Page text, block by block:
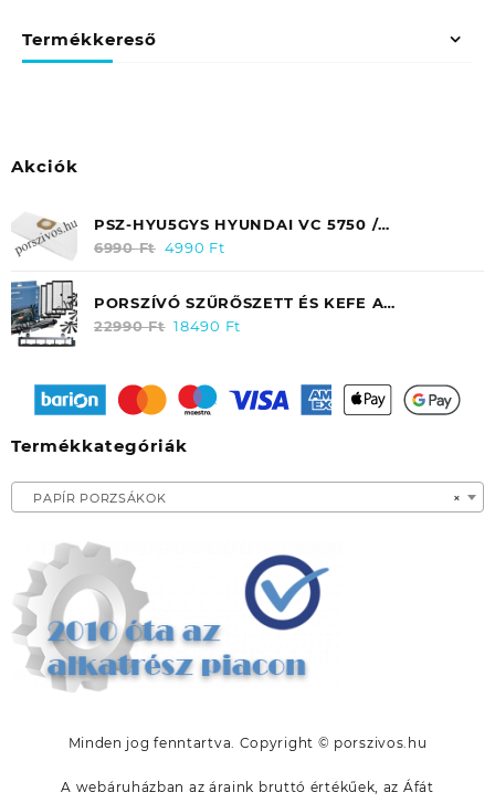
Termékkereső
Akciók
PSZ-HYU5GYS HYUNDAI VC 5750 /
HYUDBP5750 EREDETI MIKROSZÁLAS
6990Ft Original
was:
4990 FtCurrent
is:
PORSZÍVÓ SZŰRŐSZETT ÉS KEFE A
ELECTROLUX PUREI9 ROBOTPORSZÍVÓHOZ
22990Ft Original
22990 Ft.
18490 FtCurrent
18490 Ft.
Termékkategóriák
×
PAPÍR PORZSÁKOK
Minden jog fenntartva. Copyright © porszivos.hu
A webáruházban az áraink bruttó értékűek, az Áfát